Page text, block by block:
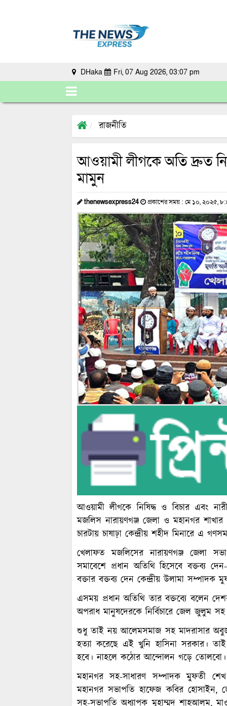
DHaka Fri, 07 Aug 2026, 03:07 pm
রাজনীতি
আওয়ামী লীগকে অতি দ্রুত
মামুন
thenewsexpress24 প্রকাশের সময় : মে ১০, ২০২৫,
আওয়ামী লীগকে নিষিদ্ধ ও বিচার এবং
মজলিস নারায়ণগঞ্জ জেলা ও মহানগর
চারটায় চাষাঢ়া কেন্দ্রীয় শহীদ মিনারে এ
খেলাফত মজলিসের নারায়ণগঞ্জ জেলা
সমাবেশে প্রধান অতিথি হিসেবে বক্তব্য
বক্তার বক্তব্য দেন কেন্দ্রীয় উলামা সম্পাদক
এসময় প্রধান অতিথি তার বক্তব্যে বলেন
অপরাধ মানুষদেরকে নির্বিচারে জেল জুলুম সহ
শুধু তাই নয় আলেমসমাজ সহ মাদরাসার
হত্যা করেছে এই খুনি হাসিনা সরকার।
হবে। নাহলে কঠোর আন্দোলন গড়ে তোলবো।
মহানগর সহ-সাধারণ সম্পাদক মুফতী
মহানগর সভাপতি হাফেজ কবির হোসাইন,
সহ-সভাপতি অধ্যাপক মুহাম্মদ শাহআলম,